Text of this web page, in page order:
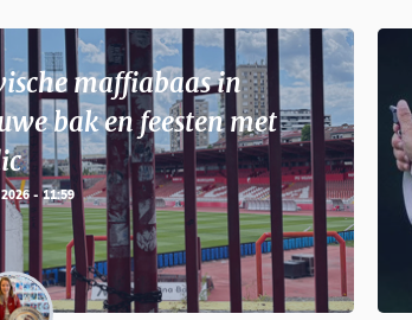
maffiabaas in
bak en feesten met
2026 - 11:59